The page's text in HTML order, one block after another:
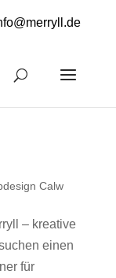
Calw
– kreative
einen
für